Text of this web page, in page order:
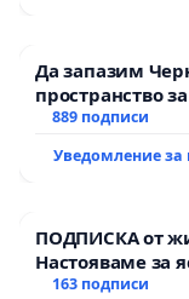
Да запазим
пространство
889 подписи
Уведомление за
ПОДПИСКА от
Настояваме за
АД и от
163 подписи